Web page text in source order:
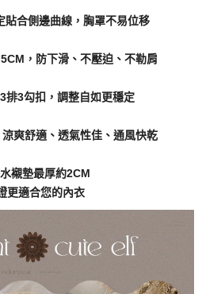
貼合側邊曲線，胸罩不易位移
，防下滑、不壓迫、不勒肩
排3勾扣，調整自如更穩定
爽舒適、透氣性佳、通風快乾
襯墊最厚約2CM
更適合您的內衣